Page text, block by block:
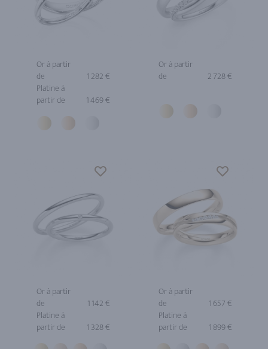
Or à partir
de
1 282 €
Platine à
partir de
1 469 €
Or à partir
de
2 728 €
Or à partir
de
1 142 €
Platine à
partir de
1 328 €
Or à partir
de
1 657 €
Platine à
partir de
1 899 €